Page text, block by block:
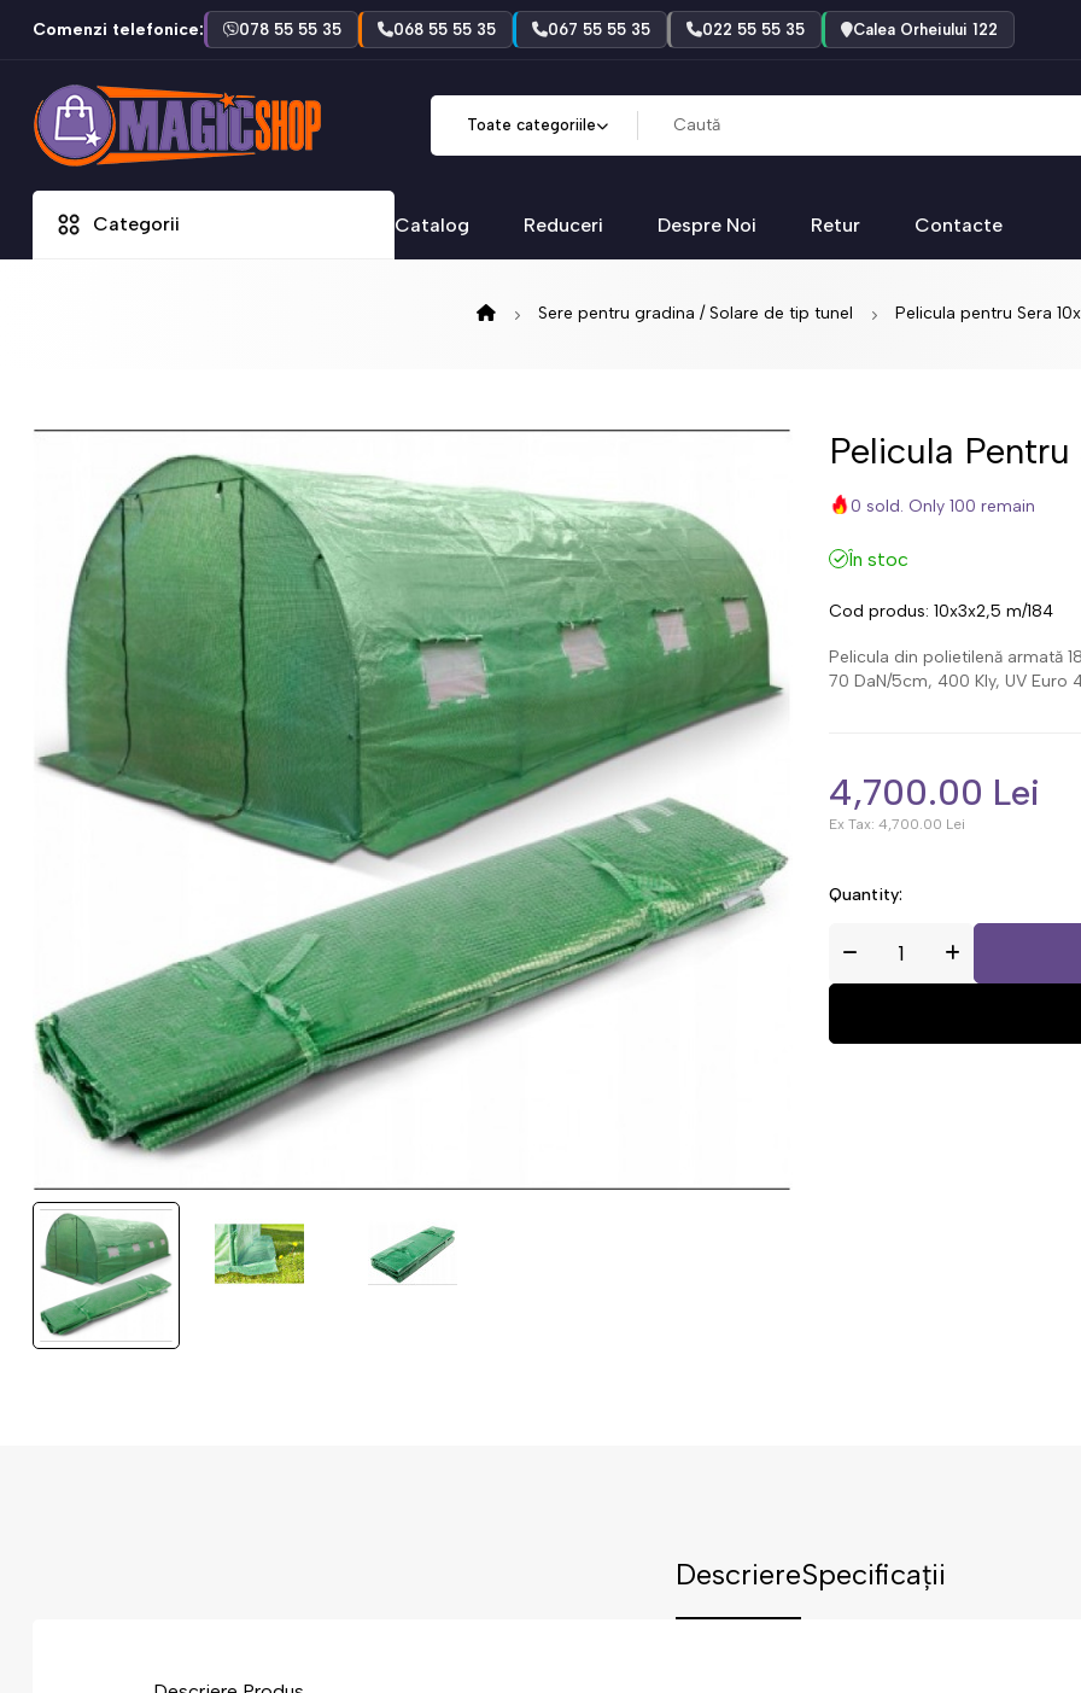
Comenzi telefonice: 078 55 55 35 068 55 55 35 067 55 55 35 022 55 55 35 Calea Orheiului 122
Toate categoriile
Categorii Catalog Reduceri Despre Noi Retur Contacte
Sere pentru gradina / Solare de tip tunel Pelicula pentru Sera
Pelicula
0 sold. Only 100 remain
În stoc
Cod produs: 10x3x2,5 m/184
Pelicula din polietilenă armată
70 DaN/5cm, 400 Kly, UV Euro
4,700.00 Lei
Ex Tax: 4,700.00 Lei
Quantity:
DescriereSpecificații